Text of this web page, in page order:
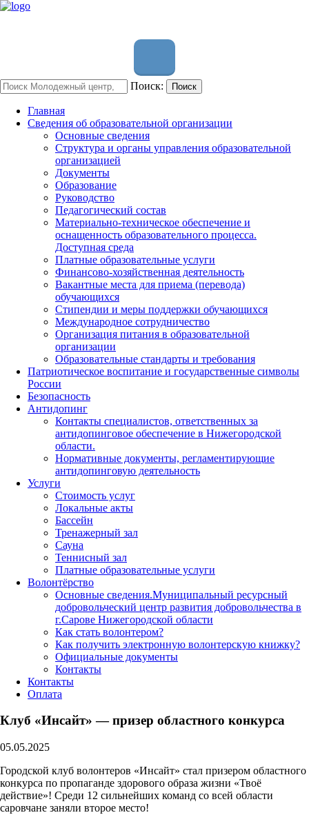
Поиск: Поиск
Главная
Сведения об образовательной организации
Основные сведения
Структура и органы управления образовательной
организацией
Документы
Образование
Руководство
Педагогический состав
Материально-техническое обеспечение и
оснащенность образовательного процесса.
Доступная среда
Платные образовательные услуги
Финансово-хозяйственная деятельность
Вакантные места для приема (перевода)
обучающихся
Стипендии и меры поддержки обучающихся
Международное сотрудничество
Организация питания в образовательной
организации
Образовательные стандарты и требования
Патриотическое воспитание и государственные символы
России
Безопасность
Антидопинг
Контакты специалистов, ответственных за
антидопинговое обеспечение в Нижегородской
области.
Нормативные документы, регламентирующие
антидопинговую деятельность
Услуги
Стоимость услуг
Локальные акты
Бассейн
Тренажерный зал
Сауна
Теннисный зал
Платные образовательные услуги
Волонтёрство
Основные сведения.Муниципальный ресурсный
добровольческий центр развития добровольчества в
г.Сарове Нижегородской области
Как стать волонтером?
Как получить электронную волонтерскую книжку?
Официальные документы
Контакты
Контакты
Оплата
Клуб «Инсайт» — призер областного конкурса
05.05.2025
Городской клуб волонтеров «Инсайт» стал призером областного
конкурса по пропаганде здорового образа жизни «Твоё
действие»! Среди 12 сильнейших команд со всей области
саровчане заняли второе место!